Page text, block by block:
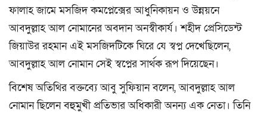
ফালাহ জামে মসজিদ কমপ্লেক্সের আধুনিকায়ন ও উন্নয়নে
আবদুল্লাহ আল নোমানের অবদান অনস্বীকার্য। শহীদ প্রেসিডেন্ট
জিয়াউর রহমান এই মসজিদটিকে ঘিরে যে স্বপ্ন দেখেছিলেন,
আবদুল্লাহ আল নোমান সেই স্বপ্নের সার্থক রূপ দিয়েছেন।
বিশেষ অতিথির বক্তব্যে আবু সুফিয়ান বলেন, আবদুল্লাহ আল
নোমান ছিলেন বহুমুখী প্রতিভার অধিকারী অনন্য এক নেতা। তিনি